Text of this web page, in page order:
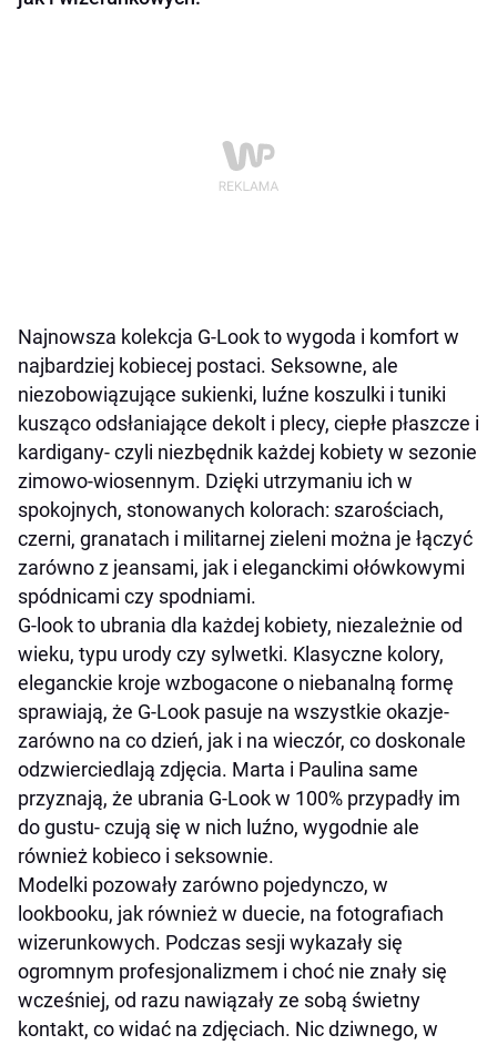
Najnowsza kolekcja G-Look to wygoda i komfort w
najbardziej kobiecej postaci. Seksowne, ale
niezobowiązujące sukienki, luźne koszulki i tuniki
kusząco odsłaniające dekolt i plecy, ciepłe płaszcze i
kardigany- czyli niezbędnik każdej kobiety w sezonie
zimowo-wiosennym. Dzięki utrzymaniu ich w
spokojnych, stonowanych kolorach: szarościach,
czerni, granatach i militarnej zieleni można je łączyć
zarówno z jeansami, jak i eleganckimi ołówkowymi
spódnicami czy spodniami.
G-look to ubrania dla każdej kobiety, niezależnie od
wieku, typu urody czy sylwetki. Klasyczne kolory,
eleganckie kroje wzbogacone o niebanalną formę
sprawiają, że G-Look pasuje na wszystkie okazje-
zarówno na co dzień, jak i na wieczór, co doskonale
odzwierciedlają zdjęcia. Marta i Paulina same
przyznają, że ubrania G-Look w 100% przypadły im
do gustu- czują się w nich luźno, wygodnie ale
również kobieco i seksownie.
Modelki pozowały zarówno pojedynczo, w
lookbooku, jak również w duecie, na fotografiach
wizerunkowych. Podczas sesji wykazały się
ogromnym profesjonalizmem i choć nie znały się
wcześniej, od razu nawiązały ze sobą świetny
kontakt, co widać na zdjęciach. Nic dziwnego, w